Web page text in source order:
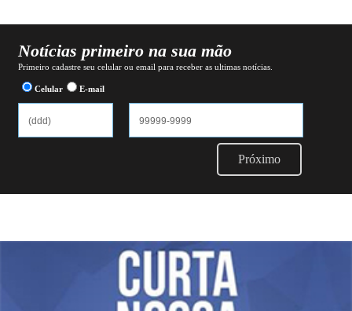
Notícias primeiro na sua mão
Primeiro cadastre seu celular ou email para receber as ultimas notícias.
Celular E-mail
Próximo